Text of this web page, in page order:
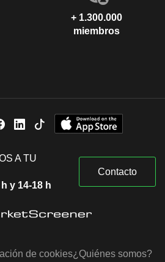
+ 1.300.000
miembros
A TU
y 14-18 h
Contacto
de cookies¿Quiénes somos?